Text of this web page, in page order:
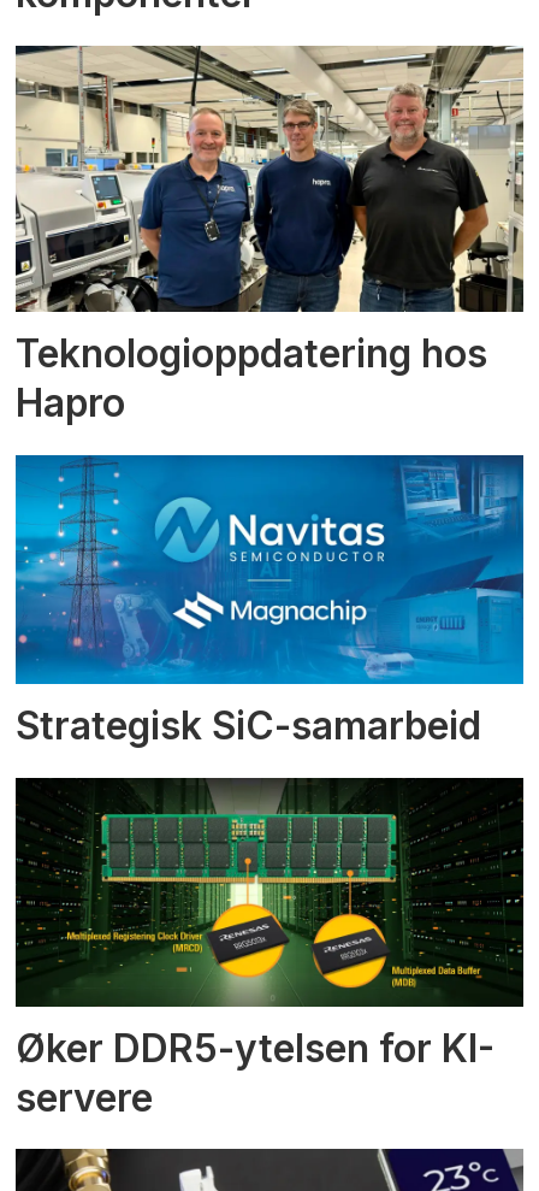
Teknologioppdatering hos
Hapro
Strategisk SiC-samarbeid
Øker DDR5-ytelsen for KI-
servere